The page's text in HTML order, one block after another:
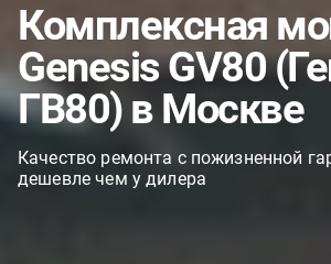
Комплексная
Genesis GV80
ГВ80) в Москве
Качество ремонта с пожизненной
дешевле чем у дилера